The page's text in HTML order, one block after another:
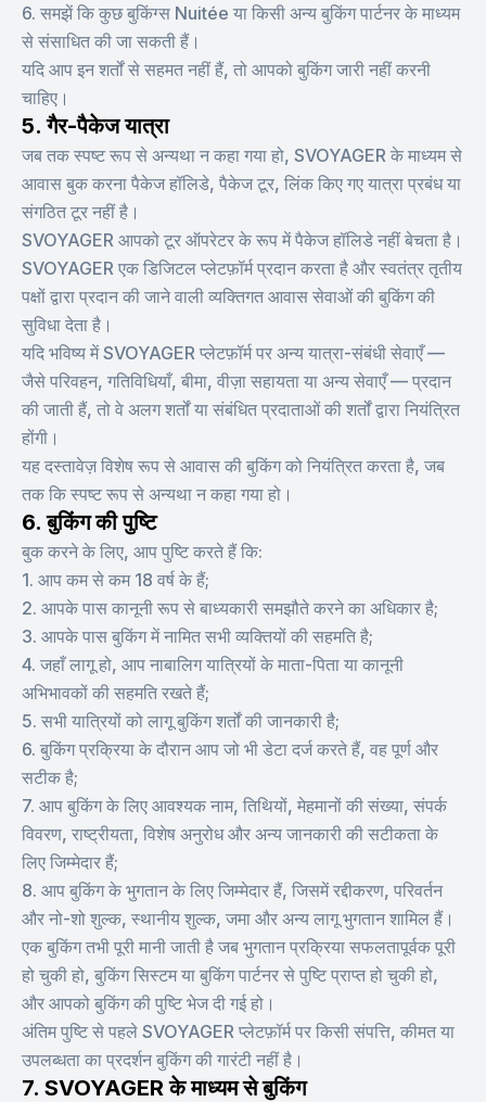
6. समझें कि कुछ बुकिंग्स Nuitée या किसी अन्य बुकिंग पार्टनर के माध्यम
से संसाधित की जा सकती हैं।
यदि आप इन शर्तों से सहमत नहीं हैं, तो आपको बुकिंग जारी नहीं करनी
चाहिए।
5. गैर-पैकेज यात्रा
जब तक स्पष्ट रूप से अन्यथा न कहा गया हो, SVOYAGER के माध्यम से
आवास बुक करना पैकेज हॉलिडे, पैकेज टूर, लिंक किए गए यात्रा प्रबंध या
संगठित टूर नहीं है।
SVOYAGER आपको टूर ऑपरेटर के रूप में पैकेज हॉलिडे नहीं बेचता है।
SVOYAGER एक डिजिटल प्लेटफ़ॉर्म प्रदान करता है और स्वतंत्र तृतीय
पक्षों द्वारा प्रदान की जाने वाली व्यक्तिगत आवास सेवाओं की बुकिंग की
सुविधा देता है।
यदि भविष्य में SVOYAGER प्लेटफ़ॉर्म पर अन्य यात्रा-संबंधी सेवाएँ —
जैसे परिवहन, गतिविधियाँ, बीमा, वीज़ा सहायता या अन्य सेवाएँ — प्रदान
की जाती हैं, तो वे अलग शर्तों या संबंधित प्रदाताओं की शर्तों द्वारा नियंत्रित
होंगी।
यह दस्तावेज़ विशेष रूप से आवास की बुकिंग को नियंत्रित करता है, जब
तक कि स्पष्ट रूप से अन्यथा न कहा गया हो।
6. बुकिंग की पुष्टि
बुक करने के लिए, आप पुष्टि करते हैं कि:
1. आप कम से कम 18 वर्ष के हैं;
2. आपके पास कानूनी रूप से बाध्यकारी समझौते करने का अधिकार है;
3. आपके पास बुकिंग में नामित सभी व्यक्तियों की सहमति है;
4. जहाँ लागू हो, आप नाबालिग यात्रियों के माता-पिता या कानूनी
अभिभावकों की सहमति रखते हैं;
5. सभी यात्रियों को लागू बुकिंग शर्तों की जानकारी है;
6. बुकिंग प्रक्रिया के दौरान आप जो भी डेटा दर्ज करते हैं, वह पूर्ण और
सटीक है;
7. आप बुकिंग के लिए आवश्यक नाम, तिथियों, मेहमानों की संख्या, संपर्क
विवरण, राष्ट्रीयता, विशेष अनुरोध और अन्य जानकारी की सटीकता के
लिए जिम्मेदार हैं;
8. आप बुकिंग के भुगतान के लिए जिम्मेदार हैं, जिसमें रद्दीकरण, परिवर्तन
और नो-शो शुल्क, स्थानीय शुल्क, जमा और अन्य लागू भुगतान शामिल हैं।
एक बुकिंग तभी पूरी मानी जाती है जब भुगतान प्रक्रिया सफलतापूर्वक पूरी
हो चुकी हो, बुकिंग सिस्टम या बुकिंग पार्टनर से पुष्टि प्राप्त हो चुकी हो,
और आपको बुकिंग की पुष्टि भेज दी गई हो।
अंतिम पुष्टि से पहले SVOYAGER प्लेटफ़ॉर्म पर किसी संपत्ति, कीमत या
उपलब्धता का प्रदर्शन बुकिंग की गारंटी नहीं है।
7. SVOYAGER के माध्यम से बुकिंग